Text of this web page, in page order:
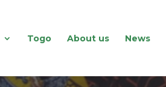
Togo About us News